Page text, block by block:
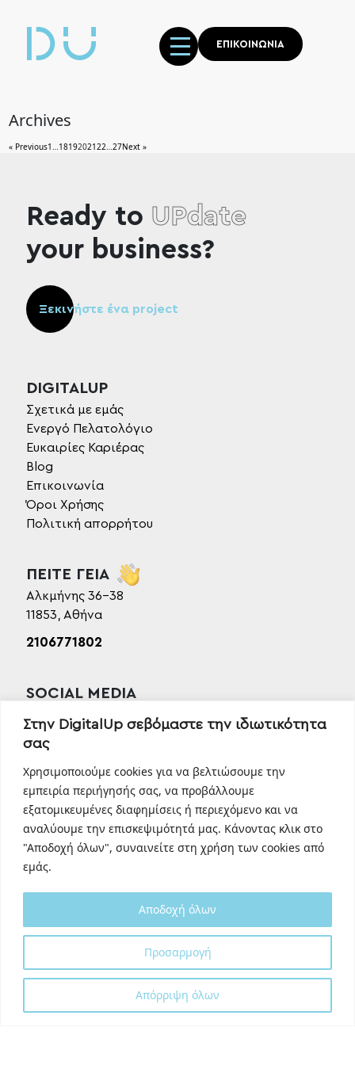
Στην DigitalUp σεβόμαστε την ιδιωτικότητα
σας
Χρησιμοποιούμε cookies για να βελτιώσουμε την
εμπειρία περιήγησής σας, να προβάλλουμε
εξατομικευμένες διαφημίσεις ή περιεχόμενο και να
αναλύουμε την επισκεψιμότητά μας. Κάνοντας κλικ στο
"Αποδοχή όλων", συναινείτε στη χρήση των cookies από
εμάς.
Προσαρμογή
Απόρριψη όλων
Αποδοχή όλων
ΕΠΙΚΟΙΝΩΝΙΑ
Archives
« Previous1 1819202122 …27Next »
Ready to UPdate
your business?
Ξεκινήστε ένα project
DIGITALUP
Σχετικά με εμάς
Ενεργό Πελατολόγιο
Ευκαιρίες Καριέρας
Blog
Επικοινωνία
Όροι Χρήσης
Πολιτική απορρήτου
ΠΕΙΤΕ ΓΕΙΑ
Αλκμήνης 36-38
11853, Αθήνα
2106771802
SOCIAL MEDIA
Instagram
Linkedin
TikTok
Behance
Youtube
Designed and developed with
by